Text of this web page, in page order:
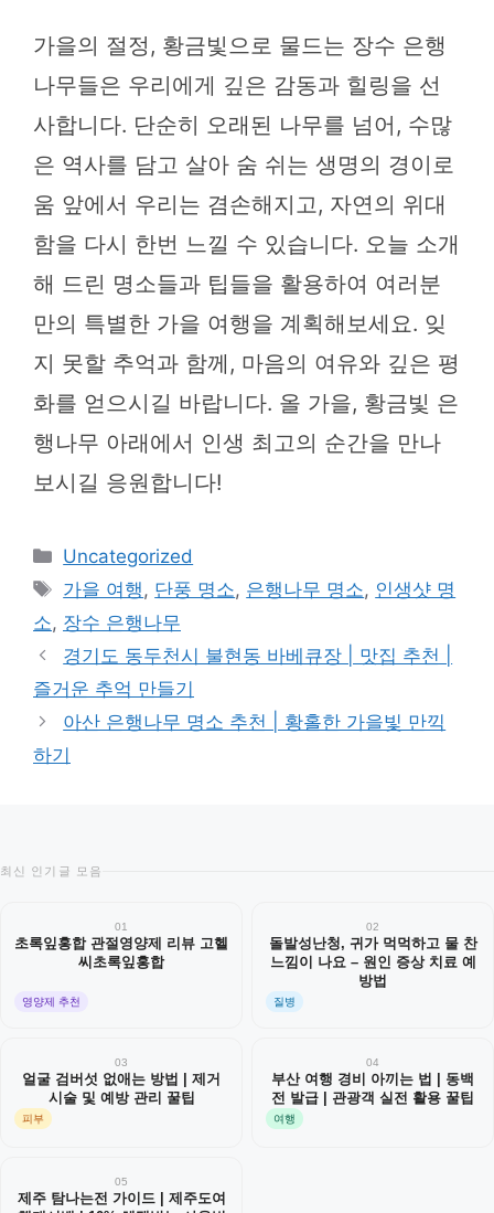
가을의 절정, 황금빛으로 물드는 장수 은행
나무들은 우리에게 깊은 감동과 힐링을 선
사합니다. 단순히 오래된 나무를 넘어, 수많
은 역사를 담고 살아 숨 쉬는 생명의 경이로
움 앞에서 우리는 겸손해지고, 자연의 위대
함을 다시 한번 느낄 수 있습니다. 오늘 소개
해 드린 명소들과 팁들을 활용하여 여러분
만의 특별한 가을 여행을 계획해보세요. 잊
지 못할 추억과 함께, 마음의 여유와 깊은 평
화를 얻으시길 바랍니다. 올 가을, 황금빛 은
행나무 아래에서 인생 최고의 순간을 만나
보시길 응원합니다!
카
테
리
Uncategorized
태
그
가을 여행, 단풍 명소, 은행나무 명소, 인생샷 명
소, 장수 은행나무
경기도 동두천시 불현동 바베큐장 | 맛집 추천 |
즐거운 추억 만들기
아산 은행나무 명소 추천 | 황홀한 가을빛 만끽
하기
최신 인기글 모음
01
초록잎홍합 관절영양제 리뷰 고헬
씨초록잎홍합
영양제 추천
02
돌발성난청, 귀가 먹먹하고 물 찬
느낌이 나요 – 원인 증상 치료 예
방법
질병
03
얼굴 검버섯 없애는 방법 | 제거
시술 및 예방 관리 꿀팁
피부
04
부산 여행 경비 아끼는 법 | 동백
전 발급 | 관광객 실전 활용 꿀팁
여행
05
제주 탐나는전 가이드 | 제주도여